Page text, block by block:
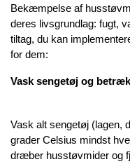
Bekæmpelse af
deres livsgrundlag: fugt,
tiltag, du kan
for dem:
Vask sengetøj og
Vask alt sengetøj (lagen,
grader Celsius mindst
dræber husstøvmider og